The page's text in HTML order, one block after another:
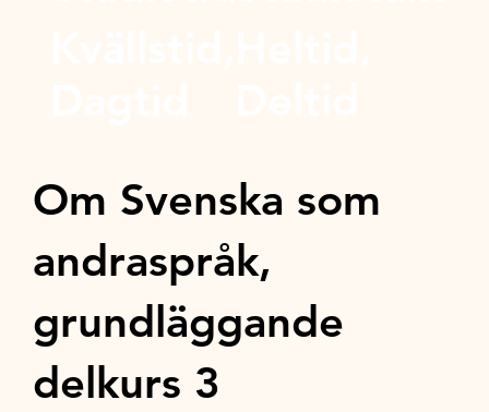
Om Svenska som
andraspråk,
grundläggande
delkurs 3